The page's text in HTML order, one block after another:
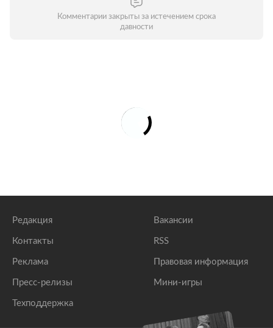
Комментарии закрыты за истечением срока
давности
Редакция
Контакты
Реклама
Пресс-релизы
Техподдержка
Вакансии
RSS
Правовая информация
Мини-игры